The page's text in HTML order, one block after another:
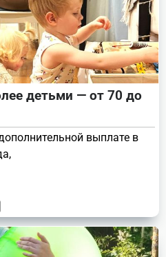
детьми — от 70 до
выплате в